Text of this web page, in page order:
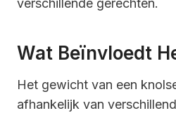
verschillende gerechten.
Wat Beïnvloedt
Het gewicht van een
afhankelijk van